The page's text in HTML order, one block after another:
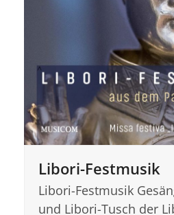
Libori-Festmusik
Libori-Festmusik
und Libori-Tusch der